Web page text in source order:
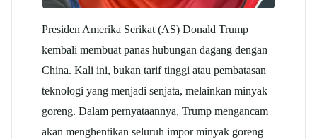
Presiden Amerika Serikat (AS) Donald Trump
kembali membuat panas hubungan dagang dengan
China. Kali ini, bukan tarif tinggi atau pembatasan
teknologi yang menjadi senjata, melainkan minyak
goreng. Dalam pernyataannya, Trump mengancam
akan menghentikan seluruh impor minyak goreng